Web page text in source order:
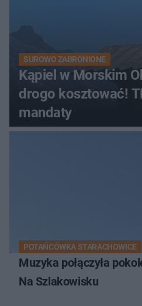
SUROWO ZABRONIONE
Kąpiel w Morskim
drogo kosztować!
mandaty
POTAŃCÓWKA STARACHOWICE
Muzyka połączyła
Na Szlakowisku